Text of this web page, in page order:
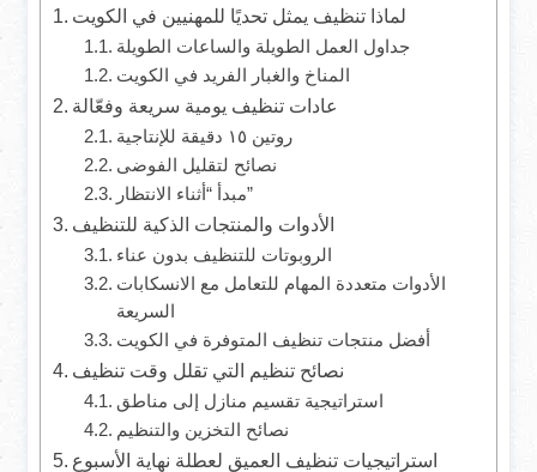
لماذا تنظيف يمثل تحديًا للمهنيين في الكويت
جداول العمل الطويلة والساعات الطويلة
المناخ والغبار الفريد في الكويت
عادات تنظيف يومية سريعة وفعّالة
روتين ١٥ دقيقة للإنتاجية
نصائح لتقليل الفوضى
مبدأ “أثناء الانتظار”
الأدوات والمنتجات الذكية للتنظيف
الروبوتات للتنظيف بدون عناء
الأدوات متعددة المهام للتعامل مع الانسكابات
السريعة
أفضل منتجات تنظيف المتوفرة في الكويت
نصائح تنظيم التي تقلل وقت تنظيف
استراتيجية تقسيم منازل إلى مناطق
نصائح التخزين والتنظيم
استراتيجيات تنظيف العميق لعطلة نهاية الأسبوع